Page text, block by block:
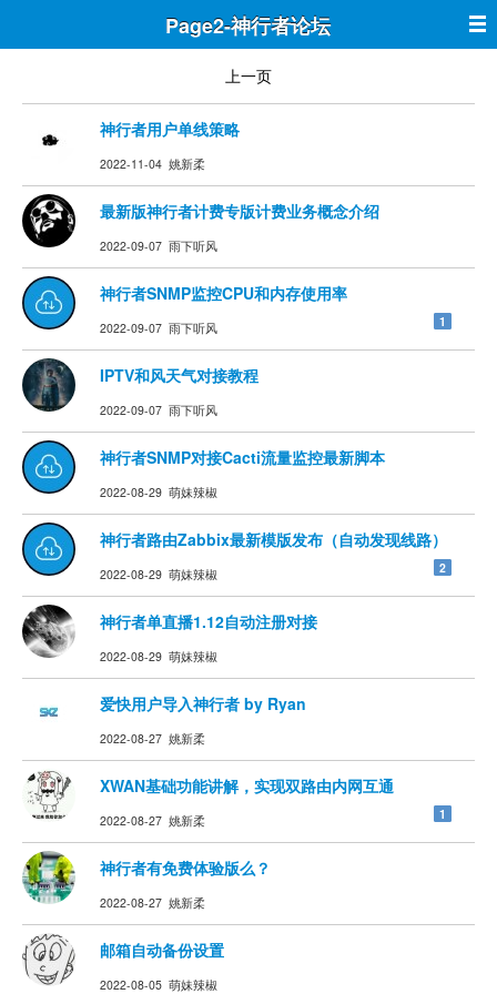
Page2-神行者论坛
上一页
神行者用户单线策略
2022-11-04 姚新柔
最新版神行者计费专版计费业务概念介绍
2022-09-07 雨下听风
神行者SNMP监控CPU和内存使用率
2022-09-07 雨下听风 1
IPTV和风天气对接教程
2022-09-07 雨下听风
神行者SNMP对接Cacti流量监控最新脚本
2022-08-29 萌妹辣椒
神行者路由Zabbix最新模版发布（自动发现线路）
2022-08-29 萌妹辣椒 2
神行者单直播1.12自动注册对接
2022-08-29 萌妹辣椒
爱快用户导入神行者 by Ryan
2022-08-27 姚新柔
XWAN基础功能讲解，实现双路由内网互通
2022-08-27 姚新柔 1
神行者有免费体验版么？
2022-08-27 姚新柔
邮箱自动备份设置
2022-08-05 萌妹辣椒